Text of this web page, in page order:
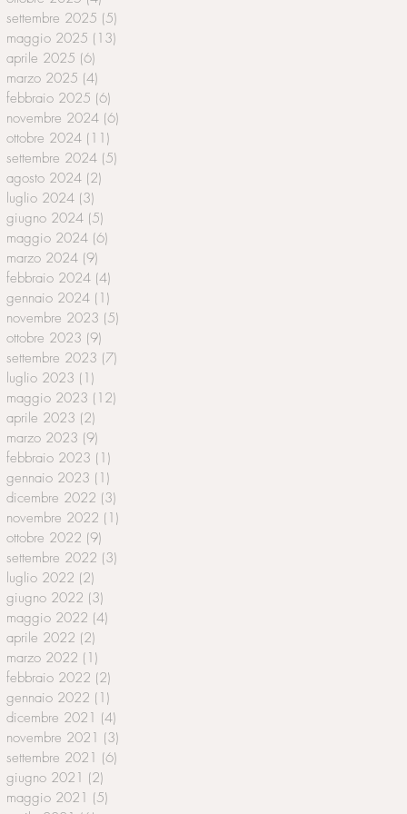
settembre 2025 (5)
maggio 2025 (13)
aprile 2025 (6)
marzo 2025 (4)
febbraio 2025 (6)
novembre 2024 (6)
ottobre 2024 (11)
settembre 2024 (5)
agosto 2024 (2)
luglio 2024 (3)
giugno 2024 (5)
maggio 2024 (6)
marzo 2024 (9)
febbraio 2024 (4)
gennaio 2024 (1)
novembre 2023 (5)
ottobre 2023 (9)
settembre 2023 (7)
luglio 2023 (1)
maggio 2023 (12)
aprile 2023 (2)
marzo 2023 (9)
febbraio 2023 (1)
gennaio 2023 (1)
dicembre 2022 (3)
novembre 2022 (1)
ottobre 2022 (9)
settembre 2022 (3)
luglio 2022 (2)
giugno 2022 (3)
maggio 2022 (4)
aprile 2022 (2)
marzo 2022 (1)
febbraio 2022 (2)
gennaio 2022 (1)
dicembre 2021 (4)
novembre 2021 (3)
settembre 2021 (6)
giugno 2021 (2)
maggio 2021 (5)